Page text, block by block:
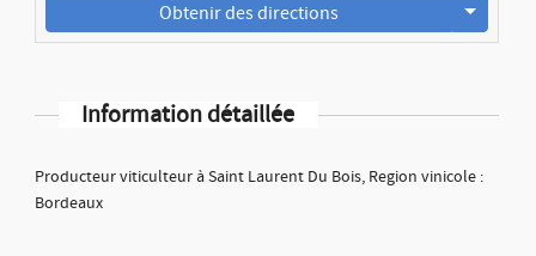
Obtenir des directions
Information détaillée
Producteur viticulteur à Saint Laurent Du Bois, Region vinicole :
Bordeaux